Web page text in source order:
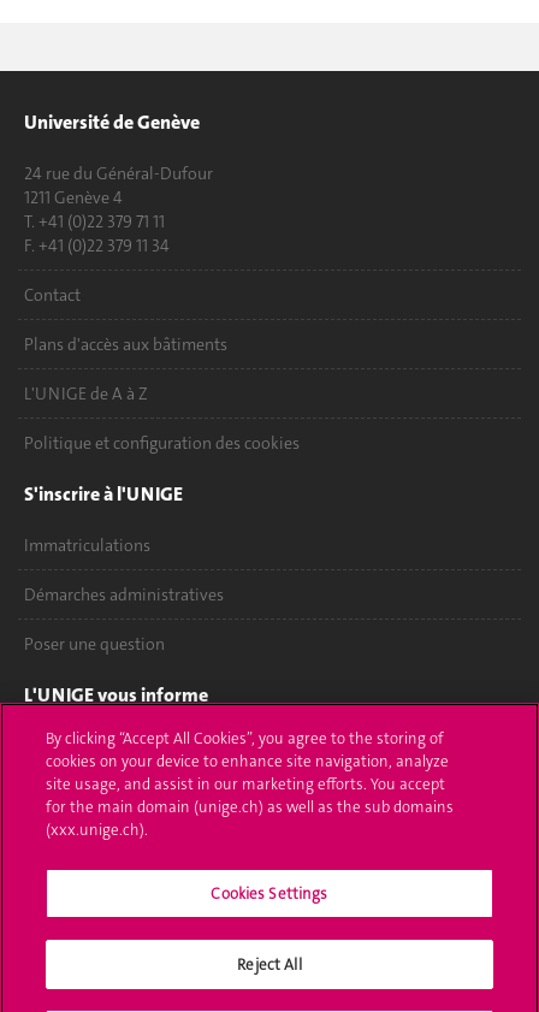
Université de Genève
24 rue du Général-Dufour
1211 Genève 4
T. +41 (0)22 379 71 11
F. +41 (0)22 379 11 34
Contact
Plans d'accès aux bâtiments
L'UNIGE de A à Z
Politique et configuration des cookies
S'inscrire à l'UNIGE
Immatriculations
Démarches administratives
Poser une question
L'UNIGE vous informe
UNIGE Mobile
Médias
Offres d'emploi
Calendrier académique
Médias sociaux UNIGE
By clicking “Accept All Cookies”, you agree to the storing of
cookies on your device to enhance site navigation, analyze
site usage, and assist in our marketing efforts. You accept
for the main domain (unige.ch) as well as the sub domains
(xxx.unige.ch).
Cookies Settings
Reject All